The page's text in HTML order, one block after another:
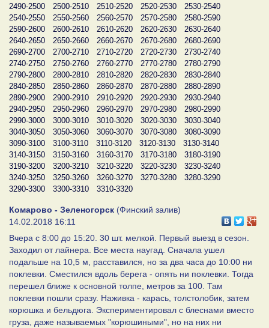
2490-2500
2500-2510 2510-2520 2520-2530
2530-2540
2540-2550
2550-2560 2560-2570 2570-2580
2580-2590
2590-2600
2600-2610 2610-2620 2620-2630
2630-2640
2640-2650
2650-2660 2660-2670 2670-2680
2680-2690
2690-2700
2700-2710 2710-2720 2720-2730
2730-2740
2740-2750
2750-2760 2760-2770 2770-2780
2780-2790
2790-2800
2800-2810 2810-2820 2820-2830
2830-2840
2840-2850
2850-2860 2860-2870 2870-2880
2880-2890
2890-2900
2900-2910 2910-2920 2920-2930
2930-2940
2940-2950
2950-2960 2960-2970 2970-2980
2980-2990
2990-3000
3000-3010 3010-3020 3020-3030
3030-3040
3040-3050
3050-3060 3060-3070 3070-3080
3080-3090
3090-3100
3100-3110 3110-3120 3120-3130
3130-3140
3140-3150
3150-3160 3160-3170 3170-3180
3180-3190
3190-3200
3200-3210 3210-3220 3220-3230
3230-3240
3240-3250
3250-3260 3260-3270 3270-3280
3280-3290
3290-3300
3300-3310 3310-3320
Комарово - Зеленогорск (Финский залив)
14.02.2018 16:11
Вчера с 8:00 до 15:20. 30 шт. мелкой. Первый выезд в сезон.
Заходил от лайнера. Все места наугад. Сначала ушел
подальше на 10,5 м, расставился, но за два часа до 10:00 ни
поклевки. Сместился вдоль берега - опять ни поклевки. Тогда
перешел ближе к основной толпе, метров за 100. Там
поклевки пошли сразу. Наживка - карась, толстолобик, затем
корюшка и бельдюга. Экспериментировал с блеснами вместо
груза, даже называемых "корюшиными", но на них ни